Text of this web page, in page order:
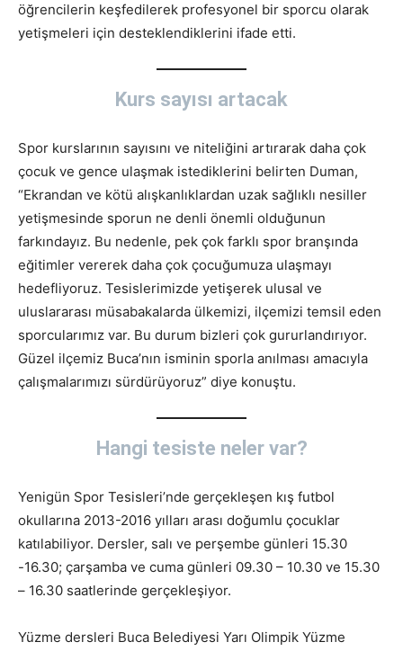
öğrencilerin keşfedilerek profesyonel bir sporcu olarak
yetişmeleri için desteklendiklerini ifade etti.
Kurs sayısı artacak
Spor kurslarının sayısını ve niteliğini artırarak daha çok
çocuk ve gence ulaşmak istediklerini belirten Duman,
“Ekrandan ve kötü alışkanlıklardan uzak sağlıklı nesiller
yetişmesinde sporun ne denli önemli olduğunun
farkındayız. Bu nedenle, pek çok farklı spor branşında
eğitimler vererek daha çok çocuğumuza ulaşmayı
hedefliyoruz. Tesislerimizde yetişerek ulusal ve
uluslararası müsabakalarda ülkemizi, ilçemizi temsil eden
sporcularımız var. Bu durum bizleri çok gururlandırıyor.
Güzel ilçemiz Buca’nın isminin sporla anılması amacıyla
çalışmalarımızı sürdürüyoruz” diye konuştu.
Hangi tesiste neler var?
Yenigün Spor Tesisleri’nde gerçekleşen kış futbol
okullarına 2013-2016 yılları arası doğumlu çocuklar
katılabiliyor. Dersler, salı ve perşembe günleri 15.30
-16.30; çarşamba ve cuma günleri 09.30 – 10.30 ve 15.30
– 16.30 saatlerinde gerçekleşiyor.
Yüzme dersleri Buca Belediyesi Yarı Olimpik Yüzme